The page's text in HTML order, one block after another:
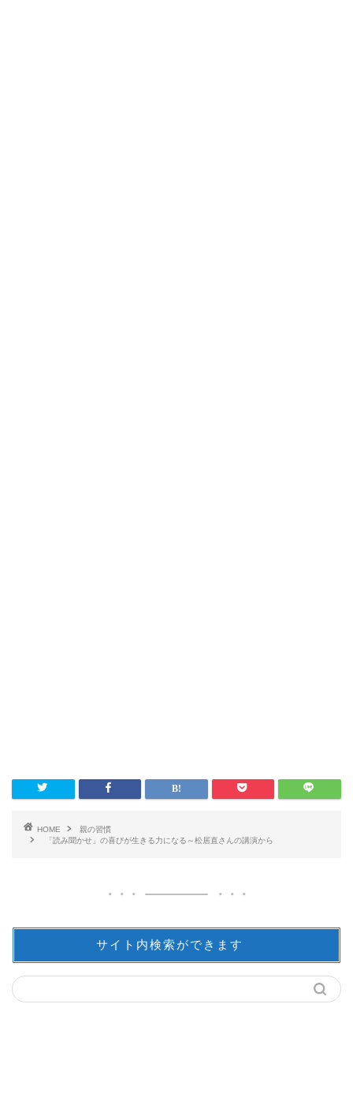
HOME
親の習慣
「読み聞かせ」の喜びが生きる力になる～松居直さんの講演から
サイト内検索ができます